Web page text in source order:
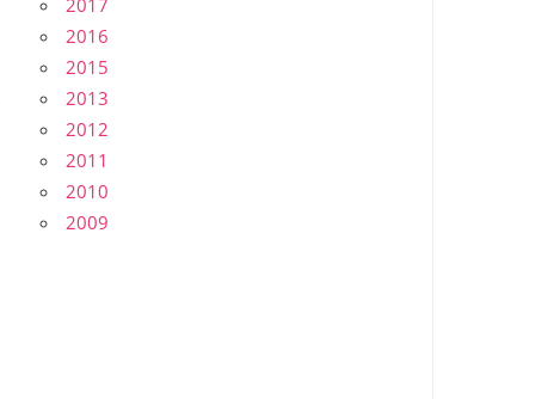
2016
2015
2013
2012
2011
2010
2009